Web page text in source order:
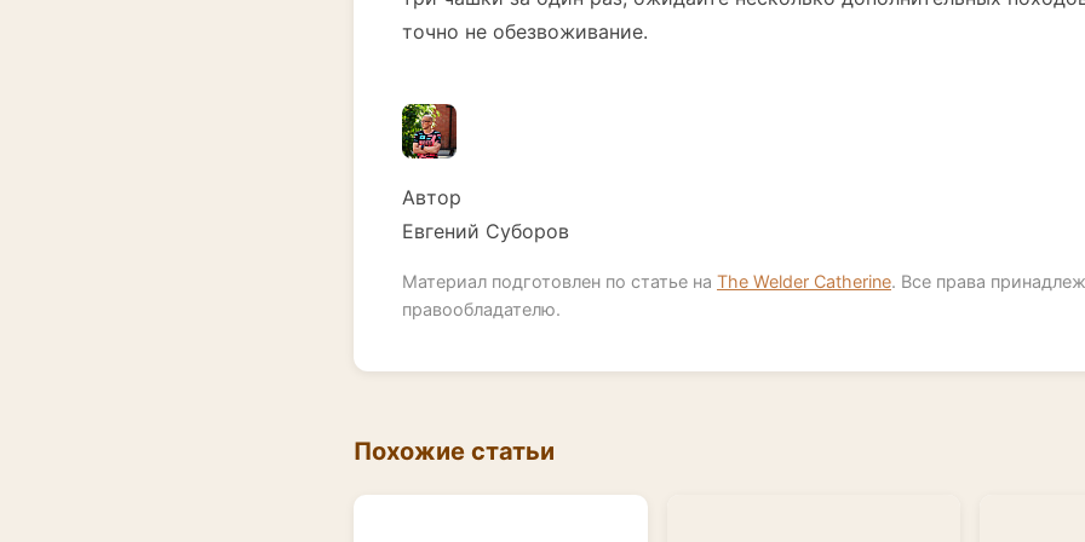
точно не обезвоживание.
Автор
Евгений Суборов
Материал подготовлен по статье на The Welder Catherine. Все права
правообладателю.
Похожие статьи